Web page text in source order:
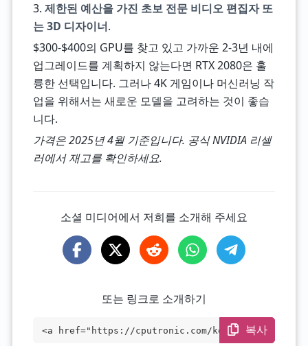
3. 제한된 예산을 가진 초보 전문 비디오 편집자 또
는 3D 디자이너.
$300-$400의 GPU를 찾고 있고 가까운 2-3년 내에
업그레이드를 계획하지 않는다면 RTX 2080은 훌
륭한 선택입니다. 그러나 4K 게임이나 머신러닝 작
업을 위해서는 새로운 모델을 고려하는 것이 좋습
니다.
가격은 2025년 4월 기준입니다. 공식 NVIDIA 리셀
러에서 재고를 확인하세요.
소셜 미디어에서 저희를 소개해 주세요
또는 링크로 소개하기
<a href="https://cputronic.com/ko/gpu/nv
복사